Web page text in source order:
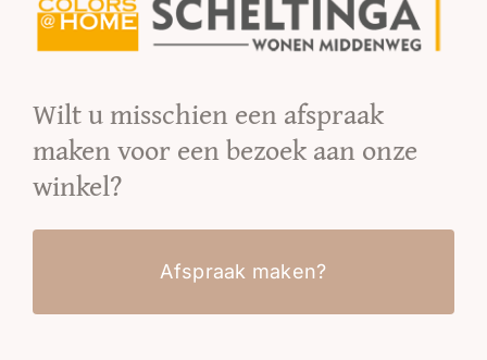
Wilt u misschien een afspraak
maken voor een bezoek aan onze
winkel?
Afspraak maken?